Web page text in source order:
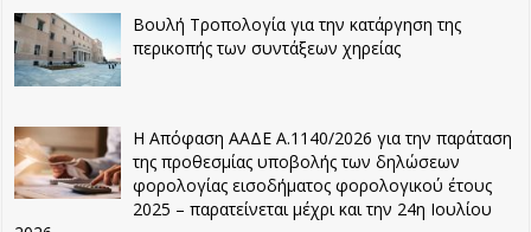
Βουλή Τροπολογία για την κατάργηση της
περικοπής των συντάξεων χηρείας
Η Απόφαση ΑΑΔΕ Α.1140/2026 για την παράταση
της προθεσμίας υποβολής των δηλώσεων
φορολογίας εισοδήματος φορολογικού έτους
2025 – παρατείνεται μέχρι και την 24η Ιουλίου